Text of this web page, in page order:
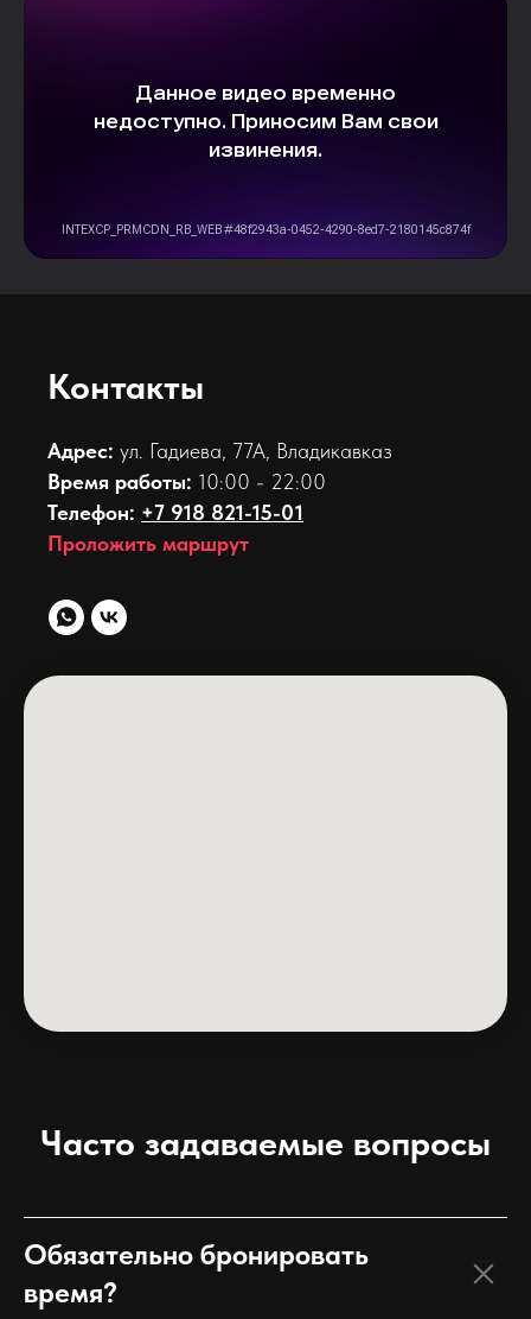
Контакты
Адрес: ул. Гадиева, 77А, Владикавказ
Время работы: 10:00 - 22:00
Телефон: +7 918 821-15-01
Проложить маршрут
Часто задаваемые вопросы
Обязательно бронировать
время?